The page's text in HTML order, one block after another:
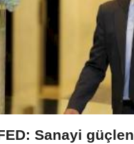
Sanayi